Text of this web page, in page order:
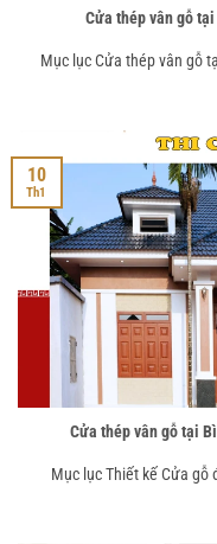
Cửa thép vân gỗ
Mục lục Cửa thép vân gỗ
Cửa thép vân gỗ tại
Mục lục Thiết kế Cửa gỗ
10
Th1